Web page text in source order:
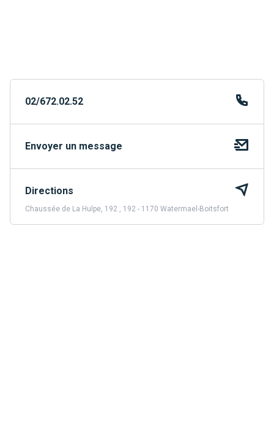
02/672.02.52
Envoyer un message
Directions
Chaussée de La Hulpe, 192 , 192 - 1170 Watermael-Boitsfort